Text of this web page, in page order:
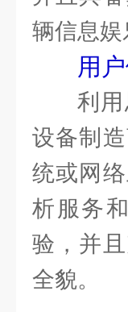
辆信息
用
利
设备制
统或网
析服务
验，并
全貌。